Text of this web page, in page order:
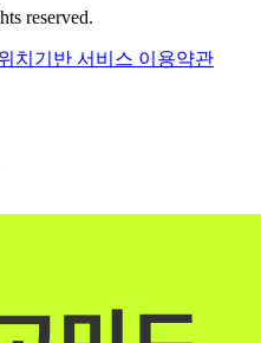
reserved.
치기반 서비스 이용약관